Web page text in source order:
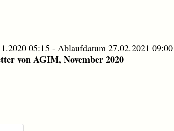
05:15 - Ablaufdatum 27.02.2021 09:00
von AGIM, November 2020